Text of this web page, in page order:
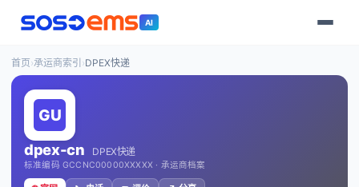
AI
首页›承运商索引 ›DPEX快递
dpex-cn DPEX快递
标准编码 GCCNC00000XXXXX · 承运商档案